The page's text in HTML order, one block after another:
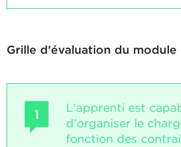
Grille d'évaluation du
1
L'apprenti est
d'organiser le
fonction des